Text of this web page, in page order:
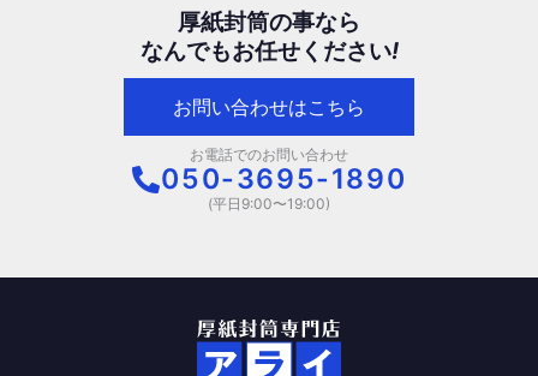
厚紙封筒の事なら
なんでもお任せください!
お問い合わせはこちら
お電話でのお問い合わせ
050-3695-1890
(平日9:00〜19:00)